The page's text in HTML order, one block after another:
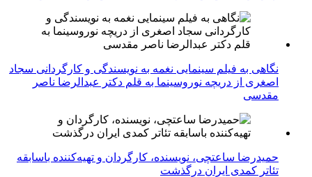
نگاهی به فیلم سینمایی نغمه به نویسندگی و کارگردانی سجاد
اصغری از دریچه نوروسینما به قلم دکتر عبدالرضا ناصر
مقدسی
حمیدرضا ساعتچی، نویسنده، کارگردان و تهیه‌کننده باسابقه
تئاتر کمدی ایران درگذشت